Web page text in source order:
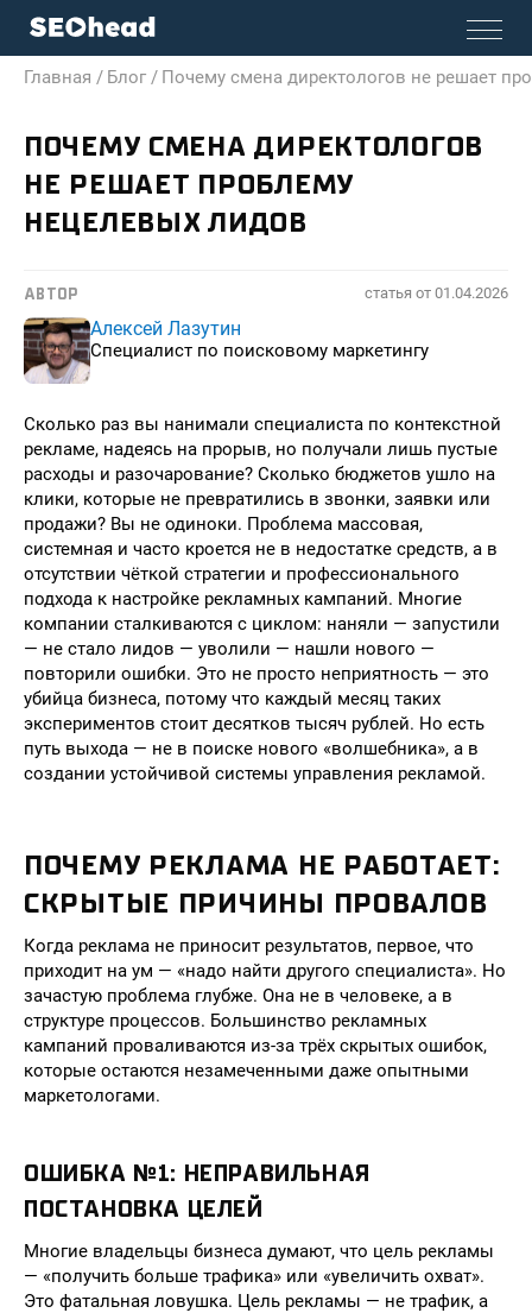
Главная / Блог / Почему смена директологов не решает
ПОЧЕМУ СМЕНА ДИРЕКТОЛОГОВ
НЕ РЕШАЕТ ПРОБЛЕМУ
НЕЦЕЛЕВЫХ ЛИДОВ
АВТОР статья от 01.04.2026
Алексей Лазутин
Специалист по поисковому маркетингу
Сколько раз вы нанимали специалиста по контекстной
рекламе, надеясь на прорыв, но получали лишь пустые
расходы и разочарование? Сколько бюджетов ушло на
клики, которые не превратились в звонки, заявки или
продажи? Вы не одиноки. Проблема массовая,
системная и часто кроется не в недостатке средств, а в
отсутствии чёткой стратегии и профессионального
подхода к настройке рекламных кампаний. Многие
компании сталкиваются с циклом: наняли — запустили
— не стало лидов — уволили — нашли нового —
повторили ошибки. Это не просто неприятность — это
убийца бизнеса, потому что каждый месяц таких
экспериментов стоит десятков тысяч рублей. Но есть
путь выхода — не в поиске нового «волшебника», а в
создании устойчивой системы управления рекламой.
ПОЧЕМУ РЕКЛАМА НЕ РАБОТАЕТ:
СКРЫТЫЕ ПРИЧИНЫ ПРОВАЛОВ
Когда реклама не приносит результатов, первое, что
приходит на ум — «надо найти другого специалиста». Но
зачастую проблема глубже. Она не в человеке, а в
структуре процессов. Большинство рекламных
кампаний проваливаются из-за трёх скрытых ошибок,
которые остаются незамеченными даже опытными
маркетологами.
ОШИБКА №1: НЕПРАВИЛЬНАЯ
ПОСТАНОВКА ЦЕЛЕЙ
Многие владельцы бизнеса думают, что цель рекламы
— «получить больше трафика» или «увеличить охват».
Это фатальная ловушка. Цель рекламы — не трафик, а